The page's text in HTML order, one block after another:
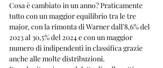
Cosa è cambiato in un anno? Praticamente
tutto con un maggior equilibrio tra le tre
major, con la rimonta di Warner dall’8,6% del
2023 al 30,5% del 2024 e con un maggior
numero di indipendenti in classifica grazie
anche alle molte distribuzioni.